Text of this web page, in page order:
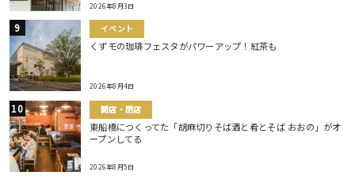
2026年8月3日
イベント
くずモの珈琲フェスタがパワーアップ！紅茶も
2026年8月4日
開店・閉店
東船橋につくってた「胡麻切りそば酒と肴とそば おおの」がオ
ープンしてる
2026年8月5日